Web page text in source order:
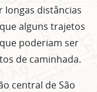
longas distâncias
alguns trajetos
poderiam ser
de caminhada.
central de São